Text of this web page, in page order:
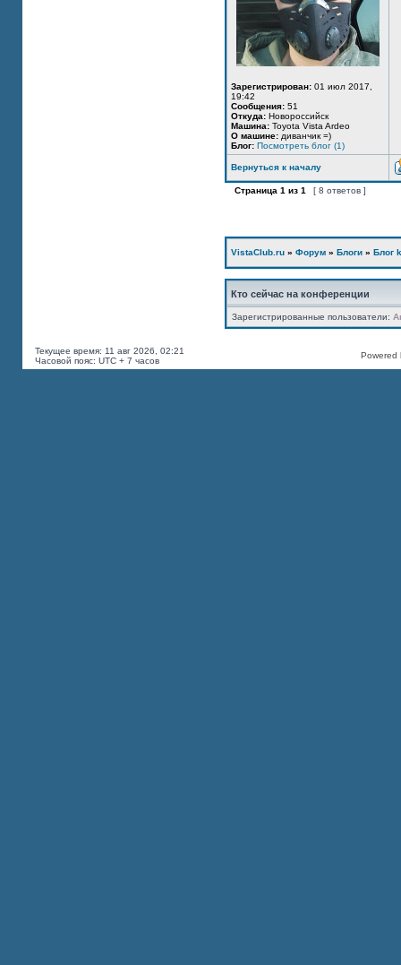
Зарегистрирован: 01 июл 2017,
19:42
Сообщения: 51
Откуда: Новороссийск
Машина: Toyota Vista Ardeo
О машине: диванчик =)
Блог: Посмотреть блог (1)
Вернуться к началу
Страница 1 из 1 [ 8 ответов ]
VistaClub.ru » Форум » Блоги » Блог
Кто сейчас на конференции
Зарегистрированные пользователи:
Текущее время: 11 авг 2026, 02:21
Часовой пояс: UTC + 7 часов
Powered